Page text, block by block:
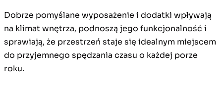
Dobrze pomyślane wyposażenie i dodatki wpływają
na klimat wnętrza, podnoszą jego funkcjonalność i
sprawiają, że przestrzeń staje się idealnym miejscem
do przyjemnego spędzania czasu o każdej porze
roku.